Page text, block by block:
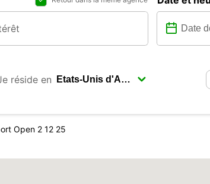
réside en
Open 2 12 25